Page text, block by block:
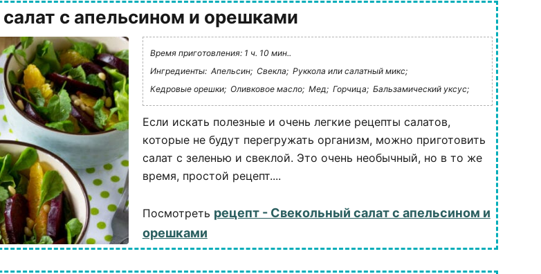
с апельсином и орешками
Время приготовления: 1 ч. 10 мин..
Ингредиенты: Апельсин; Свекла; Руккола или салатный микс;
Кедровые орешки; Оливковое масло; Мед; Горчица; Бальзамический уксус;
Если искать полезные и очень легкие рецепты салатов,
которые не будут перегружать организм, можно приготовить
салат с зеленью и свеклой. Это очень необычный, но в то же
время, простой рецепт....
Посмотреть рецепт - Свекольный салат с апельсином и
орешками